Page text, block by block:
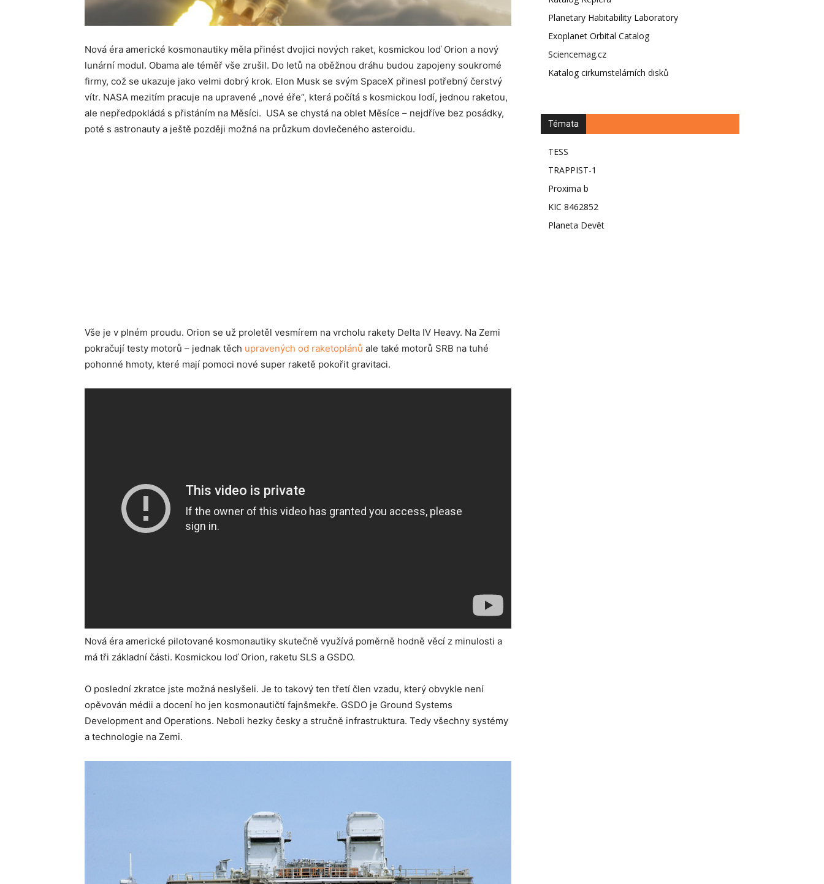
Nová éra americké kosmonautiky měla přinést dvojici nových raket, kosmickou loď Orion a nový
lunární modul. Obama ale téměř vše zrušil. Do letů na oběžnou dráhu budou zapojeny soukromé
firmy, což se ukazuje jako velmi dobrý krok. Elon Musk se svým SpaceX přinesl potřebný čerstvý
vítr. NASA mezitím pracuje na upravené „nové éře“, která počítá s kosmickou lodí, jednou raketou,
ale nepředpokládá s přistáním na Měsíci. USA se chystá na oblet Měsíce – nejdříve bez posádky,
poté s astronauty a ještě později možná na průzkum dovlečeného asteroidu.
Vše je v plném proudu. Orion se už proletěl vesmírem na vrcholu rakety Delta IV Heavy. Na Zemi
pokračují testy motorů – jednak těch upravených od raketoplánů ale také motorů SRB na tuhé
pohonné hmoty, které mají pomoci nové super raketě pokořit gravitaci.
Nová éra americké pilotované kosmonautiky skutečně využívá poměrně hodně věcí z minulosti a
má tři základní části. Kosmickou loď Orion, raketu SLS a GSDO.
O poslední zkratce jste možná neslyšeli. Je to takový ten třetí člen vzadu, který obvykle není
opěvován médii a docení ho jen kosmonautičtí fajnšmekře. GSDO je Ground Systems
Development and Operations. Neboli hezky česky a stručně infrastruktura. Tedy všechny systémy
a technologie na Zemi.
Planetary Habitability Laboratory
Exoplanet Orbital Catalog
Sciencemag.cz
Katalog cirkumstelárních disků
Témata
TESS
TRAPPIST-1
Proxima b
KIC 8462852
Planeta Devět